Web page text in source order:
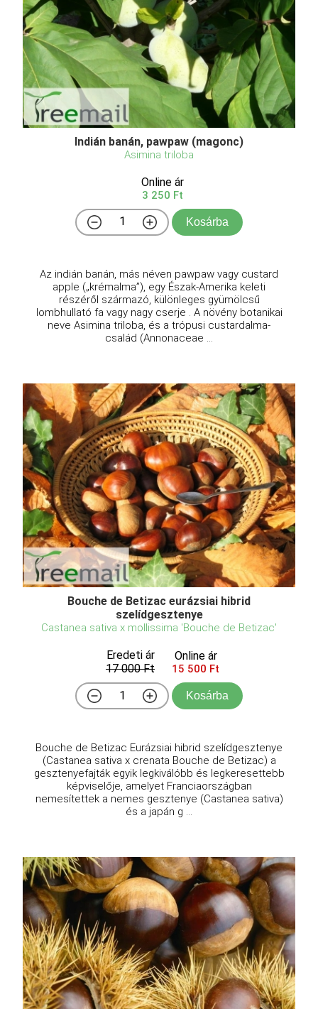
Indián banán, pawpaw (magonc)
Asimina triloba
Online ár
3 250 Ft
Kosárba
Az indián banán, más néven pawpaw vagy custard
apple („krémalma”), egy Észak-Amerika keleti
részéről származó, különleges gyümölcsű
lombhullató fa vagy nagy cserje . A növény botanikai
neve Asimina triloba, és a trópusi custardalma-
család (Annonaceae ...
Bouche de Betizac eurázsiai hibrid
szelídgesztenye
Castanea sativa x mollissima 'Bouche de Betizac'
Eredeti ár
17 000 Ft
Online ár
15 500 Ft
Kosárba
Bouche de Betizac Eurázsiai hibrid szelídgesztenye
(Castanea sativa x crenata Bouche de Betizac) a
gesztenyefajták egyik legkiválóbb és legkeresettebb
képviselője, amelyet Franciaországban
nemesítettek a nemes gesztenye (Castanea sativa)
és a japán g ...